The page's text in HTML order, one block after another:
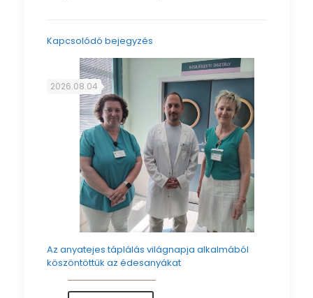
Kapcsolódó bejegyzés
2026.08.04
Az anyatejes táplálás világnapja alkalmából
köszöntöttük az édesanyákat